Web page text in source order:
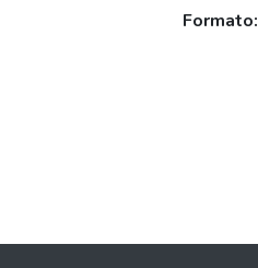
Formato: